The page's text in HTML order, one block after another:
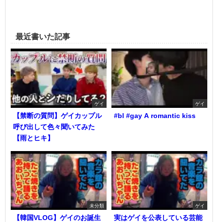
最近書いた記事
ゲイ
【禁断の質問】ゲイカップル
呼び出して色々聞いてみた
【雨とヒキ】
ゲイ
#bl #gay A romantic kiss
未分類
【韓国VLOG】ゲイのお誕生
ゲイ
実はゲイを公表している芸能